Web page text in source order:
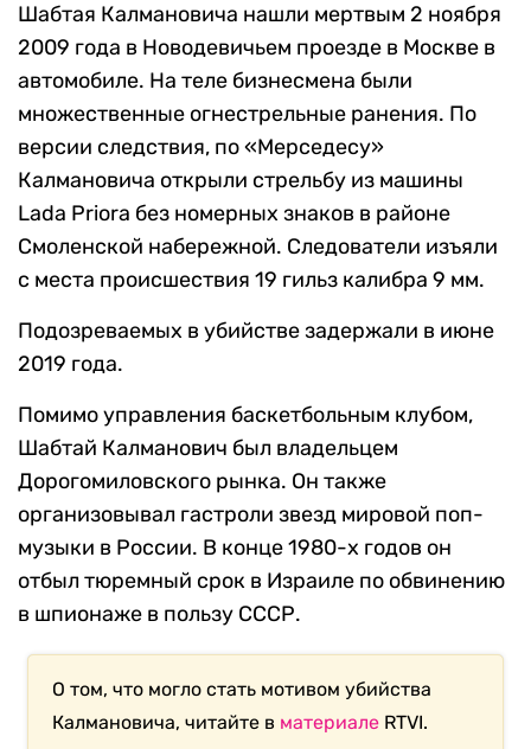
Шабтая Калмановича нашли мертвым 2 ноября
2009 года в Новодевичьем проезде в Москве в
автомобиле. На теле бизнесмена были
множественные огнестрельные ранения. По
версии следствия, по «Мерседесу»
Калмановича открыли стрельбу из машины
Lada Priora без номерных знаков в районе
Смоленской набережной. Следователи изъяли
с места происшествия 19 гильз калибра 9 мм.
Подозреваемых в убийстве задержали в июне
2019 года.
Помимо управления баскетбольным клубом,
Шабтай Калманович был владельцем
Дорогомиловского рынка. Он также
организовывал гастроли звезд мировой поп-
музыки в России. В конце 1980-х годов он
отбыл тюремный срок в Израиле по обвинению
в шпионаже в пользу СССР.
О том, что могло стать мотивом убийства
Калмановича, читайте в материале RTVI.